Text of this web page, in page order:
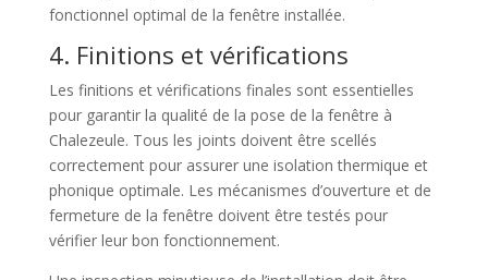
fonctionnel optimal de la fenêtre installée.
4. Finitions et vérifications
Les finitions et vérifications finales sont essentielles
pour garantir la qualité de la pose de la fenêtre à
Chalezeule. Tous les joints doivent être scellés
correctement pour assurer une isolation thermique et
phonique optimale. Les mécanismes d’ouverture et de
fermeture de la fenêtre doivent être testés pour
vérifier leur bon fonctionnement.